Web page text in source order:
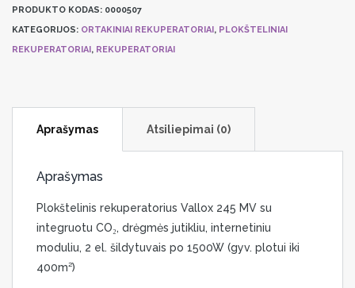
PRODUKTO KODAS: 0000507
KATEGORIJOS: ORTAKINIAI REKUPERATORIAI, PLOKŠTELINIAI
REKUPERATORIAI, REKUPERATORIAI
Aprašymas Atsiliepimai (0)
Aprašymas
Plokštelinis rekuperatorius Vallox 245 MV su
integruotu CO₂, drėgmės jutikliu, internetiniu
moduliu, 2 el. šildytuvais po 1500W (gyv. plotui iki
400m²)